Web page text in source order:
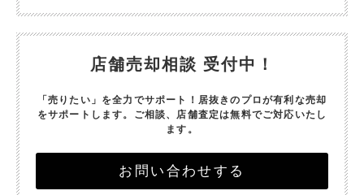
店舗売却相談 受付中！
「売りたい」を全力でサポート！ 居抜きのプロが有利な売却
をサポートします。 ご相談、店舗査定は無料でご対応いたし
ます。
お問い合わせする